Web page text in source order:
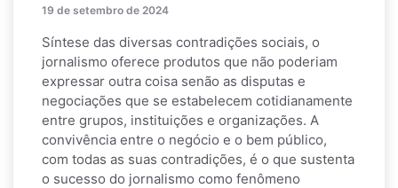
19 de setembro de 2024
Síntese das diversas contradições sociais, o
jornalismo oferece produtos que não poderiam
expressar outra coisa senão as disputas e
negociações que se estabelecem cotidianamente
entre grupos, instituições e organizações. A
convivência entre o negócio e o bem público,
com todas as suas contradições, é o que sustenta
o sucesso do jornalismo como fenômeno